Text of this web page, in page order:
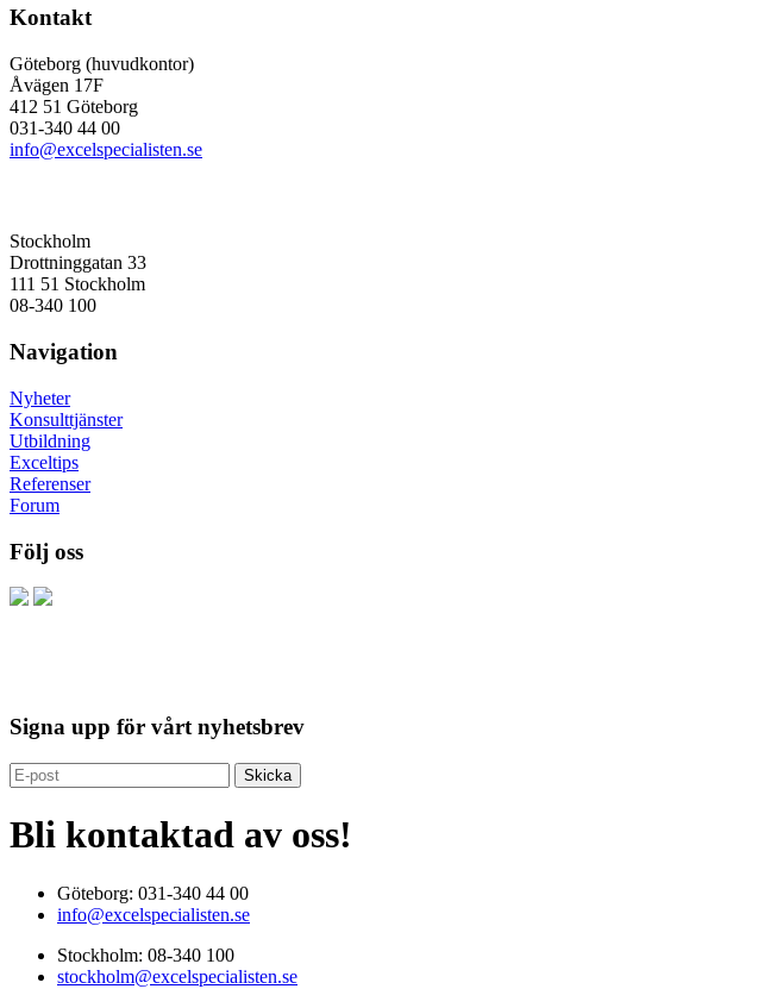
Kontakt
Göteborg (huvudkontor)
Åvägen 17F
412 51 Göteborg
031-340 44 00
info@excelspecialisten.se
Stockholm
Drottninggatan 33
111 51 Stockholm
08-340 100
Navigation
Nyheter
Konsulttjänster
Utbildning
Exceltips
Referenser
Forum
Följ oss
Signa upp för vårt nyhetsbrev
Bli kontaktad av oss!
Göteborg: 031-340 44 00
info@excelspecialisten.se
Stockholm: 08-340 100
stockholm@excelspecialisten.se